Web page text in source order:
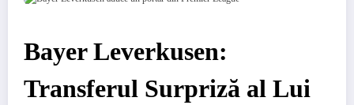
Bayer Leverkusen:
Transferul Surpriză al Lui